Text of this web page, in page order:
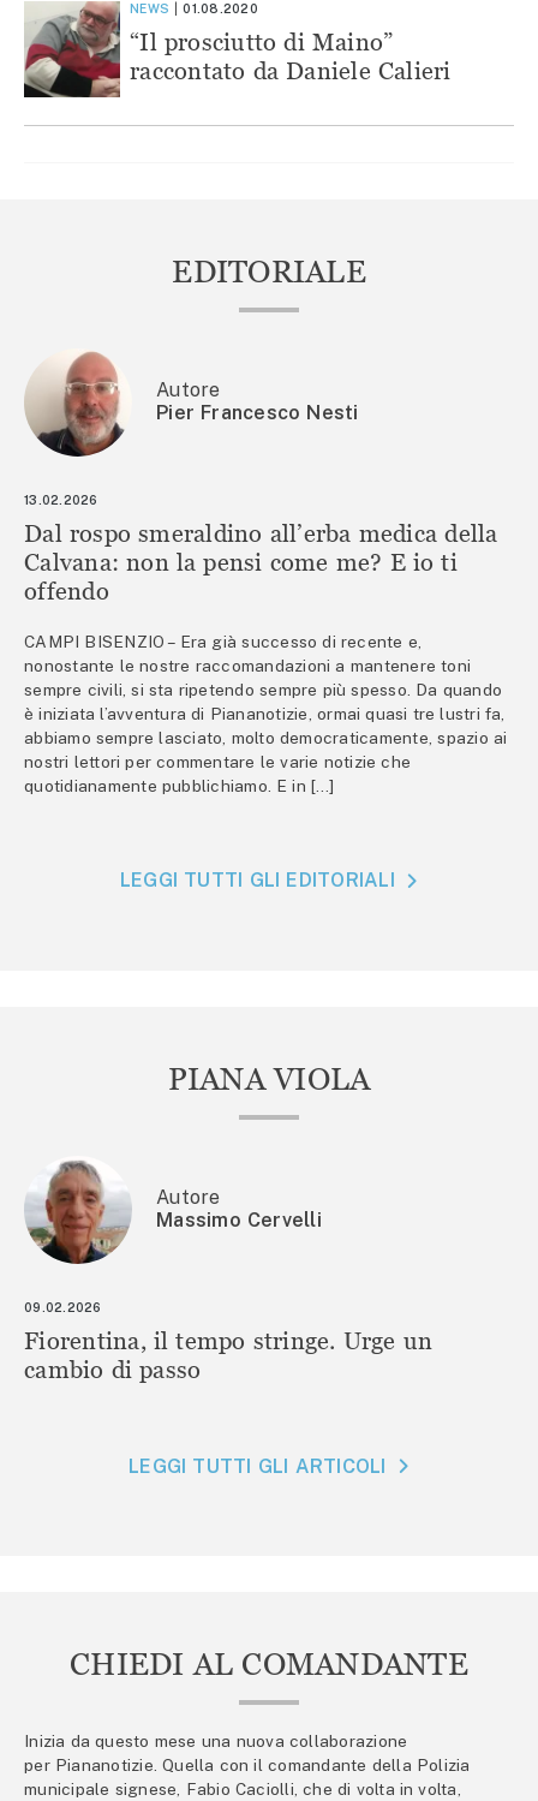
NEWS 01.08.2020
“Il prosciutto di Maino”
raccontato da Daniele Calieri
EDITORIALE
Autore
Pier Francesco Nesti
13.02.2026
Dal rospo smeraldino all’erba medica della
Calvana: non la pensi come me? E io ti
offendo
CAMPI BISENZIO – Era già successo di recente e,
nonostante le nostre raccomandazioni a mantenere toni
sempre civili, si sta ripetendo sempre più spesso. Da quando
è iniziata l’avventura di Piananotizie, ormai quasi tre lustri fa,
abbiamo sempre lasciato, molto democraticamente, spazio ai
nostri lettori per commentare le varie notizie che
quotidianamente pubblichiamo. E in […]
LEGGI TUTTI GLI EDITORIALI
PIANA VIOLA
Autore
Massimo Cervelli
09.02.2026
Fiorentina, il tempo stringe. Urge un
cambio di passo
LEGGI TUTTI GLI ARTICOLI
CHIEDI AL COMANDANTE
Inizia da questo mese una nuova collaborazione
per Piananotizie. Quella con il comandante della Polizia
municipale signese, Fabio Caciolli, che di volta in volta,